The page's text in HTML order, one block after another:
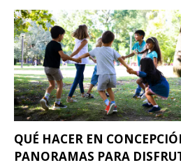
QUÉ HACER EN
PANORAMAS PARA